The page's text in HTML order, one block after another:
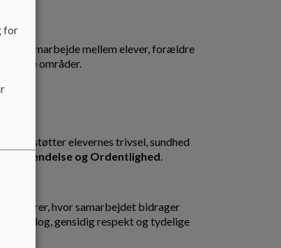
og samarbejde mellem elever, forældre
områder.
elevernes trivsel, sundhed
Anerkendelse og Ordentlighed.
aktører, hvor samarbejdet bidrager
i dialog, gensidig respekt og tydelige
for